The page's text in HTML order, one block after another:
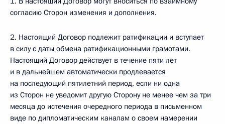
согласию Сторон изменения и дополнения.
2. Настоящий Договор подлежит ратификации и вступает
в силу с даты обмена ратификационными грамотами.
Настоящий Договор действует в течение пяти лет
и в дальнейшем автоматически продлевается
на последующий пятилетний период, если ни одна
из Сторон не уведомит другую Сторону не менее чем за три
месяца до истечения очередного периода в письменном
виде по дипломатическим каналам о своем намерении